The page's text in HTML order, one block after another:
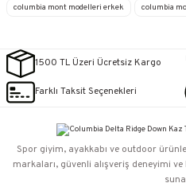
columbia mont modelleri erkek columbia
1500 TL Üzeri Ücretsiz Kargo
Farklı Taksit Seçenekleri
Spor giyim, ayakkabı ve outdoor
markaları, güvenli alışveriş deneyimi ve